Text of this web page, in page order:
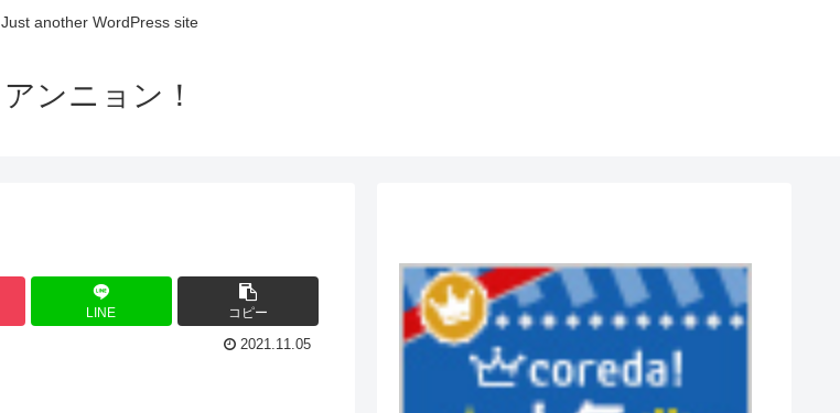
Just another WordPress site
アンニョン！
LINE コピー
2021.11.05